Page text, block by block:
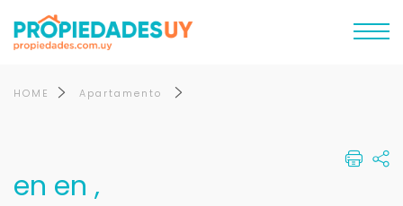
HOME Apartamento
en en ,